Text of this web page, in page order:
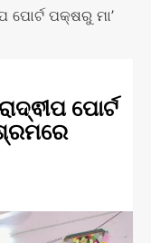
ପୋର୍ଟ ପକ୍ଷରୁ ମା’
ପୋର୍ଟ